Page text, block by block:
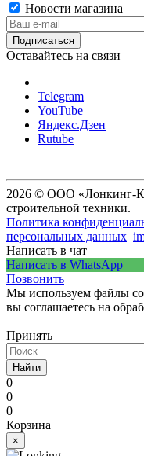
Новости магазина
Оставайтесь на связи
Telegram
YouTube
Яндекс.Дзен
Rutube
2026 © ООО «Лонкинг-
строительной техники.
Политика
персональных данных
Написать в чат
Написать в WhatsApp
Позвонить
Мы используем файлы
вы соглашаетесь на
Принять
Найти
0
0
0
Корзина
×